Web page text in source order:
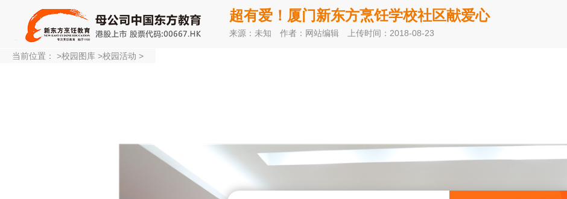
超有爱！厦门新东方烹饪学校社区献爱心
来源：未知 作者：网站编辑 上传时间：2018-08-23
当前位置： >校园图库 >校园活动 >